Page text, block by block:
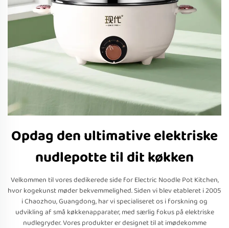
Opdag den ultimative elektriske
nudlepotte til dit køkken
Velkommen til vores dedikerede side for Electric Noodle Pot Kitchen,
hvor kogekunst møder bekvemmelighed. Siden vi blev etableret i 2005
i Chaozhou, Guangdong, har vi specialiseret os i forskning og
udvikling af små køkkenapparater, med særlig fokus på elektriske
nudlegryder. Vores produkter er designet til at imødekomme